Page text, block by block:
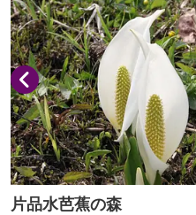
片品水芭蕉の森